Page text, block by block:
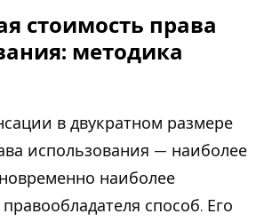
стоимость права
методика
в двукратном размере
использования — наиболее
наиболее
способ. Его